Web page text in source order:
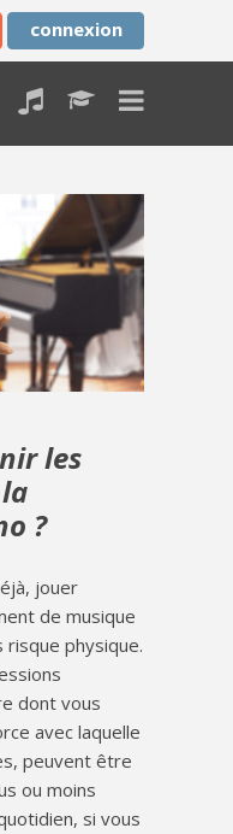
connexion
les
?
jouer
de musique
risque physique.
dont vous
avec laquelle
peuvent être
ou moins
si vous